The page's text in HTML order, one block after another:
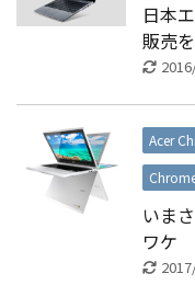
日本
販売
Acer
いま
ワケ